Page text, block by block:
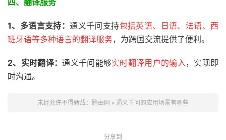
四、翻译服务
1、多语言支持：通义千问支持包括英语、日语、法语、西
班牙语等多种语言的翻译服务，为跨国交流提供了便利。
2、 实时翻译：通义千问能够实时翻译用户的输入，实现即
时沟通。
未经允许不得转载： 路由网 » 通义千问的应用场景有哪些
分享到